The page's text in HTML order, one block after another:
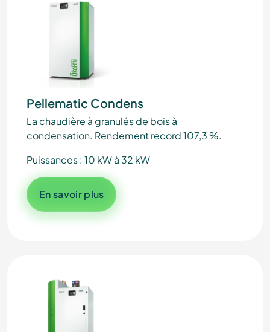
Pellematic Condens
La chaudière à granulés de bois à
condensation. Rendement record 107,3 %.
Puissances : 10 kW à 32 kW
En savoir plus